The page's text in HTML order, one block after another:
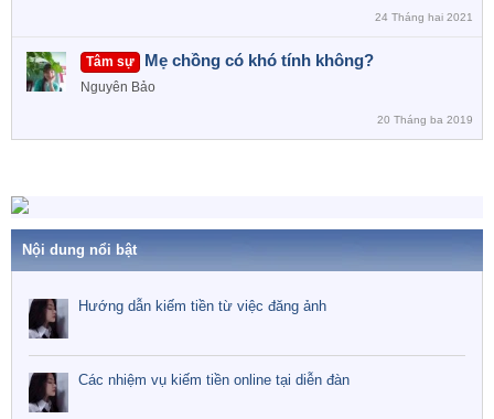
24 Tháng hai 2021
Tâm sự Mẹ chồng có khó tính không?
Nguyên Bảo
20 Tháng ba 2019
Nội dung nổi bật
Hướng dẫn kiếm tiền từ việc đăng ảnh
Các nhiệm vụ kiếm tiền online tại diễn đàn